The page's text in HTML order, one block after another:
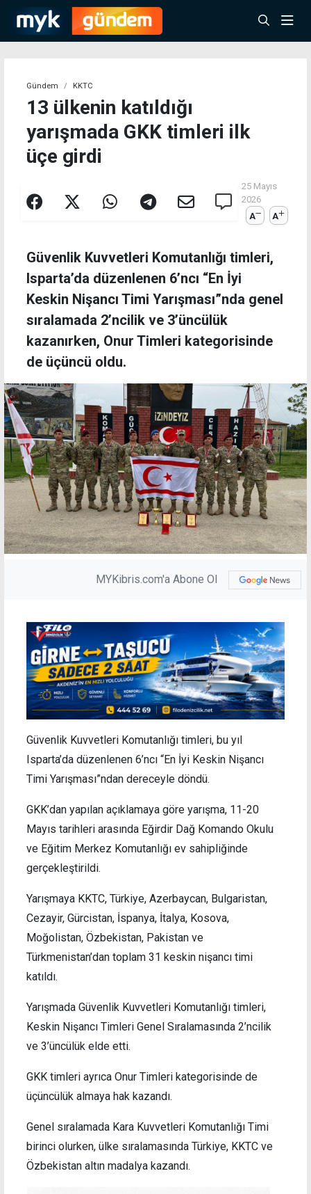
Gündem KKTC
13 ülkenin katıldığı
yarışmada GKK timleri ilk
üçe girdi
25 Mayıs
2026
A
A
Güvenlik Kuvvetleri Komutanlığı timleri,
Isparta’da düzenlenen 6’ncı “En İyi
Keskin Nişancı Timi Yarışması”nda genel
sıralamada 2’ncilik ve 3’üncülük
kazanırken, Onur Timleri kategorisinde
de üçüncü oldu.
MYKibris.com'a Abone Ol
Güvenlik Kuvvetleri Komutanlığı timleri, bu yıl
Isparta’da düzenlenen 6’ncı “En İyi Keskin Nişancı
Timi Yarışması”ndan dereceyle döndü.
GKK’dan yapılan açıklamaya göre yarışma, 11-20
Mayıs tarihleri arasında Eğirdir Dağ Komando Okulu
ve Eğitim Merkez Komutanlığı ev sahipliğinde
gerçekleştirildi.
Yarışmaya KKTC, Türkiye, Azerbaycan, Bulgaristan,
Cezayir, Gürcistan, İspanya, İtalya, Kosova,
Moğolistan, Özbekistan, Pakistan ve
Türkmenistan’dan toplam 31 keskin nişancı timi
katıldı.
Yarışmada Güvenlik Kuvvetleri Komutanlığı timleri,
Keskin Nişancı Timleri Genel Sıralamasında 2’ncilik
ve 3’üncülük elde etti.
GKK timleri ayrıca Onur Timleri kategorisinde de
üçüncülük almaya hak kazandı.
Genel sıralamada Kara Kuvvetleri Komutanlığı Timi
birinci olurken, ülke sıralamasında Türkiye, KKTC ve
Özbekistan altın madalya kazandı.